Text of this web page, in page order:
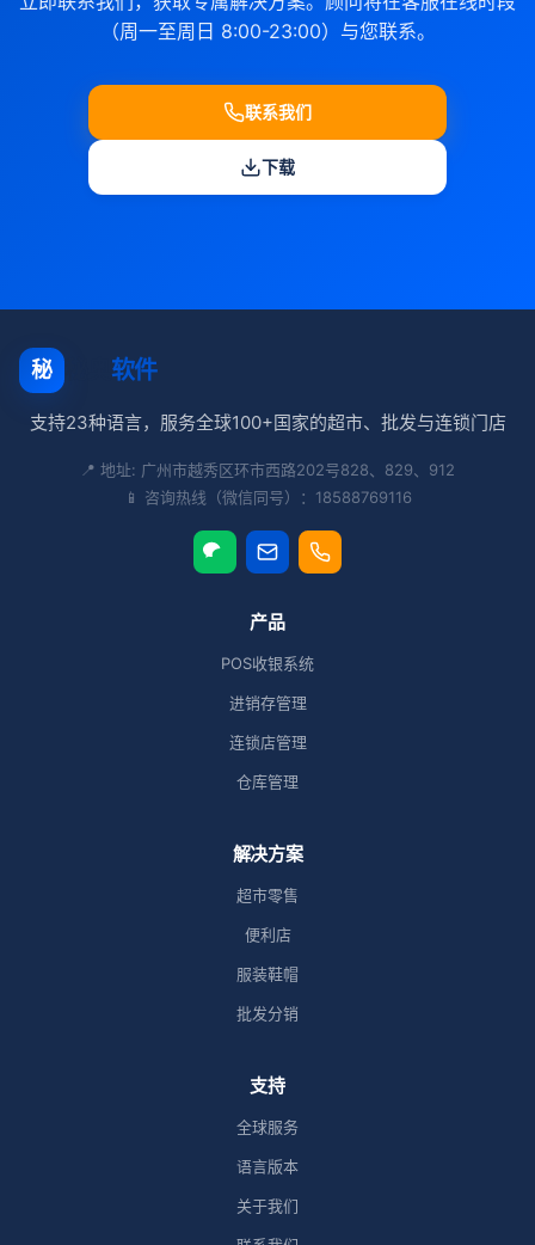
（周一至周日 8:00-23:00）与您联系。
联系我们
下载
秘 软件
支持23种语言，服务全球100+国家的超市、批发与连锁门店
📍 地址: 广州市越秀区环市西路202号828、829、912
📱 咨询热线（微信同号）：18588769116
产品
POS收银系统
进销存管理
连锁店管理
仓库管理
解决方案
超市零售
便利店
服装鞋帽
批发分销
支持
全球服务
语言版本
关于我们